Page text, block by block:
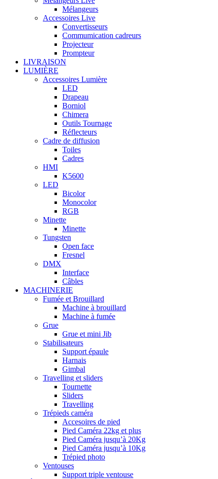
Mélangeurs
Accessoires Live
Convertisseurs
Commumication cadreurs
Projecteur
Prompteur
LIVRAISON
LUMIÈRE
Accessoires Lumière
LED
Drapeau
Borniol
Chimera
Outils Tournage
Réflecteurs
Cadre de diffusion
Toiles
Cadres
HMI
K5600
LED
Bicolor
Monocolor
RGB
Minette
Minette
Tungsten
Open face
Fresnel
DMX
Interface
Câbles
MACHINERIE
Fumée et Brouillard
Machine à brouillard
Machine à fumée
Grue
Grue et mini Jib
Stabilisateurs
Support épaule
Harnais
Gimbal
Travelling et sliders
Tournette
Sliders
Travelling
Trépieds caméra
Accesoires de pied
Pied Caméra 22kg et plus
Pied Caméra jusqu’à 20Kg
Pied Caméra jusqu’à 10Kg
Trépied photo
Ventouses
Support triple ventouse